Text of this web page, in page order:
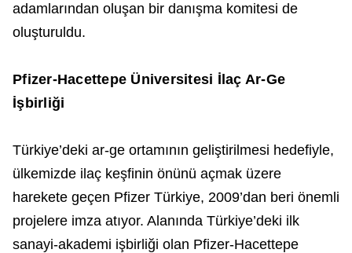
adamlarından oluşan bir danışma komitesi de
oluşturuldu.
Pfizer-Hacettepe Üniversitesi İlaç Ar-Ge
İşbirliği
Türkiye’deki ar-ge ortamının geliştirilmesi hedefiyle,
ülkemizde ilaç keşfinin önünü açmak üzere
harekete geçen Pfizer Türkiye, 2009’dan beri önemli
projelere imza atıyor. Alanında Türkiye’deki ilk
sanayi-akademi işbirliği olan Pfizer-Hacettepe